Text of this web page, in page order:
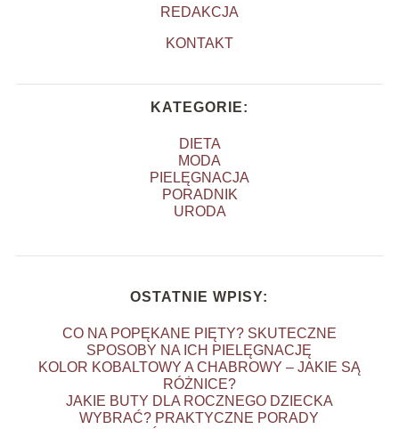
REDAKCJA
KONTAKT
KATEGORIE:
DIETA
MODA
PIELĘGNACJA
PORADNIK
URODA
OSTATNIE WPISY:
CO NA POPĘKANE PIĘTY? SKUTECZNE
SPOSOBY NA ICH PIELĘGNACJĘ
KOLOR KOBALTOWY A CHABROWY – JAKIE SĄ
RÓŻNICE?
JAKIE BUTY DLA ROCZNEGO DZIECKA
WYBRAĆ? PRAKTYCZNE PORADY